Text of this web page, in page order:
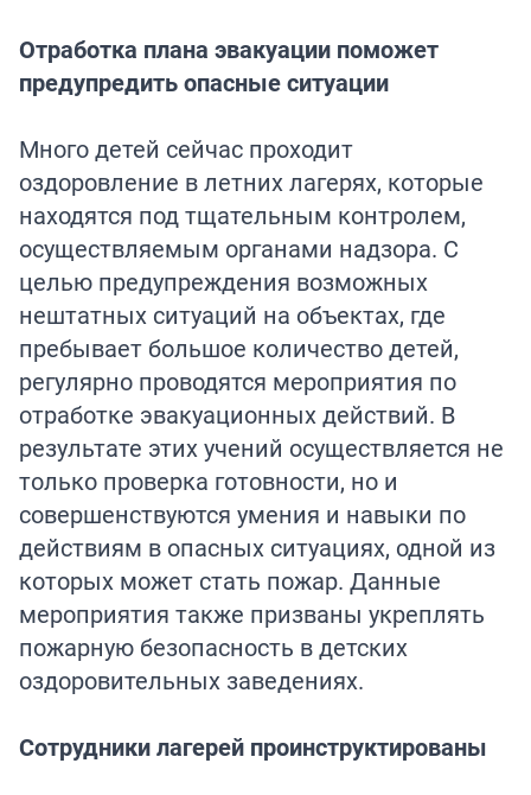
Отработка плана эвакуации поможет
предупредить опасные ситуации
Много детей сейчас проходит
оздоровление в летних лагерях, которые
находятся под тщательным контролем,
осуществляемым органами надзора. С
целью предупреждения возможных
нештатных ситуаций на объектах, где
пребывает большое количество детей,
регулярно проводятся мероприятия по
отработке эвакуационных действий. В
результате этих учений осуществляется не
только проверка готовности, но и
совершенствуются умения и навыки по
действиям в опасных ситуациях, одной из
которых может стать пожар. Данные
мероприятия также призваны укреплять
пожарную безопасность в детских
оздоровительных заведениях.
Сотрудники лагерей проинструктированы